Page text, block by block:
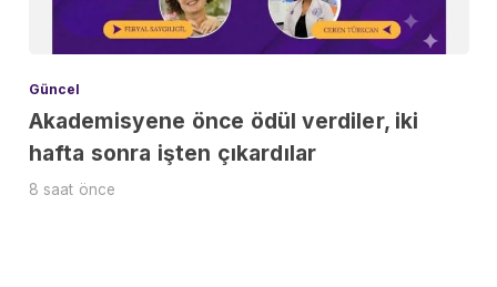
Güncel
Akademisyene önce ödül verdiler, iki
hafta sonra işten çıkardılar
8 saat önce